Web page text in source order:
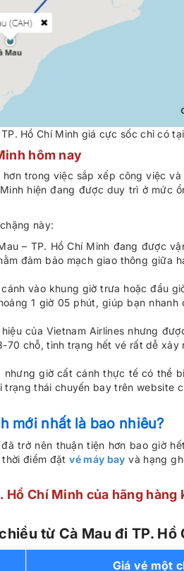
Hồ Chí Minh giá cực sốc chỉ có
hôm nay
trong việc sắp xếp công việc
hiện đang được duy trì ở mức
này:
– TP. Hồ Chí Minh đang được
đảm bảo mạch giao thông giữa
vào khung giờ trưa hoặc đầu
1 giờ 05 phút, giúp bạn
của Vietnam Airlines nhưng
70 chỗ, tình trạng hết vé rất dễ
giờ cất cánh thực tế có thể
trạng thái chuyến bay trên
mới nhất là bao nhiêu?
trở nên thuận tiện hơn bao giờ
thời điểm đặtvé máy bay và hạng
Chí Minh của hãng
từ Cà Mau đi TP.
Giá vé một